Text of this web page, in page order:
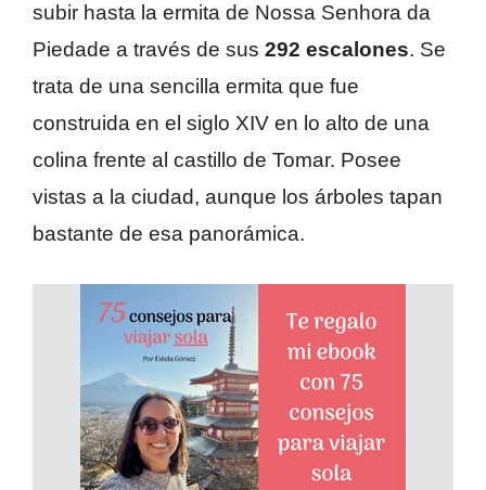
subir hasta la ermita de Nossa Senhora da
Piedade a través de sus 292 escalones. Se
trata de una sencilla ermita que fue
construida en el siglo XIV en lo alto de una
colina frente al castillo de Tomar. Posee
vistas a la ciudad, aunque los árboles tapan
bastante de esa panorámica.